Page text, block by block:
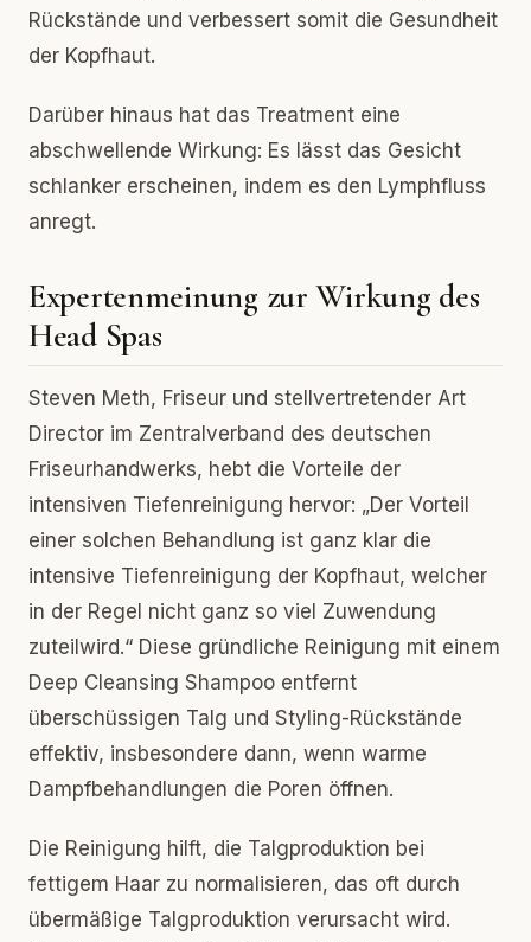
Rückstände und verbessert somit die Gesundheit
der Kopfhaut.
Darüber hinaus hat das Treatment eine
abschwellende Wirkung: Es lässt das Gesicht
schlanker erscheinen, indem es den Lymphfluss
anregt.
Expertenmeinung zur Wirkung des
Head Spas
Steven Meth, Friseur und stellvertretender Art
Director im Zentralverband des deutschen
Friseurhandwerks, hebt die Vorteile der
intensiven Tiefenreinigung hervor: „Der Vorteil
einer solchen Behandlung ist ganz klar die
intensive Tiefenreinigung der Kopfhaut, welcher
in der Regel nicht ganz so viel Zuwendung
zuteilwird.“ Diese gründliche Reinigung mit einem
Deep Cleansing Shampoo entfernt
überschüssigen Talg und Styling-Rückstände
effektiv, insbesondere dann, wenn warme
Dampfbehandlungen die Poren öffnen.
Die Reinigung hilft, die Talgproduktion bei
fettigem Haar zu normalisieren, das oft durch
übermäßige Talgproduktion verursacht wird.